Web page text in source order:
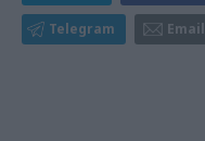
Telegram Email